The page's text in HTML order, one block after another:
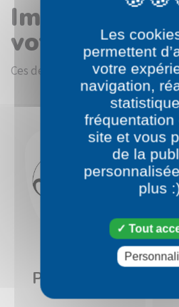
Images en
votre choix
Ces dessins devraient vous
Polichombr
Les
permettent
votre
navigation,
fréquentation
site et vous
de la
plus
Tout